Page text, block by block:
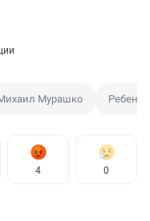
Мурашко Ребенок
4 0